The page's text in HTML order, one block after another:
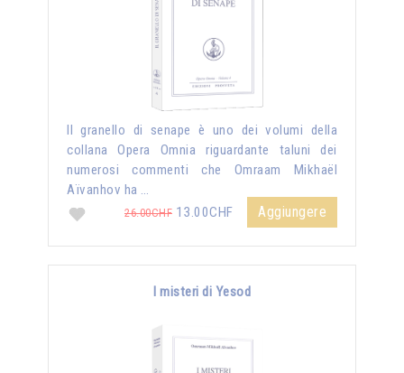
Il granello di senape è uno dei volumi della
collana Opera Omnia riguardante taluni dei
numerosi commenti che Omraam Mikhaël
Aïvanhov ha …
26.00CHF 13.00CHF Aggiungere
I misteri di Yesod